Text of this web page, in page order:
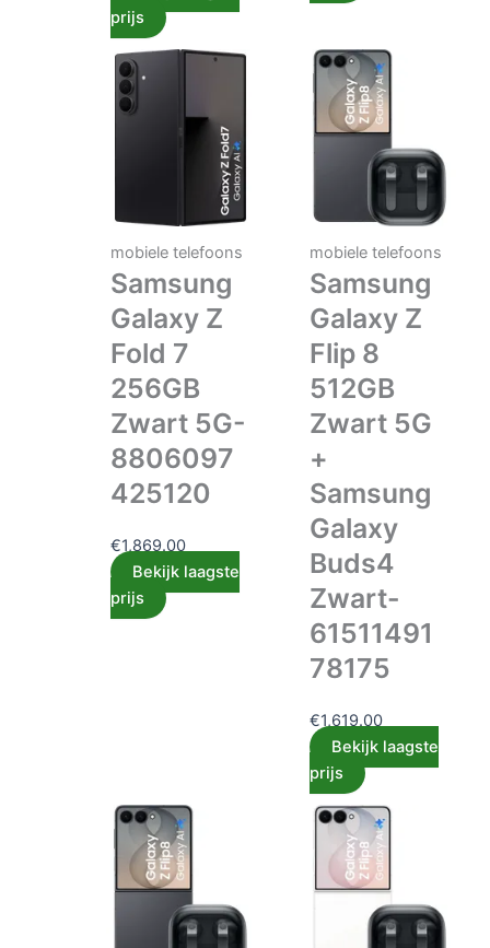
prijs
mobiele telefoons
Samsung
Galaxy Z
Fold 7
256GB
Zwart 5G-
8806097
425120
€1,869.00
Bekijk laagste
prijs
mobiele telefoons
Samsung
Galaxy Z
Flip 8
512GB
Zwart 5G
+
Samsung
Galaxy
Buds4
Zwart-
61511491
78175
€1,619.00
Bekijk laagste
prijs